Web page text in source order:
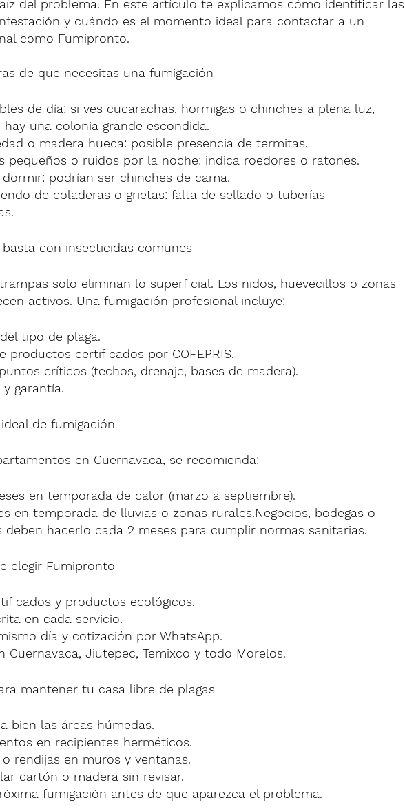
del problema. En este artículo te explicamos cómo identificar las
y cuándo es el momento ideal para contactar a un
como Fumipronto.
de que necesitas una fumigación
de día: si ves cucarachas, hormigas o chinches a plena luz,
hay una colonia grande escondida.
o madera hueca: posible presencia de termitas.
pequeños o ruidos por la noche: indica roedores o ratones.
podrían ser chinches de cama.
de coladeras o grietas: falta de sellado o tuberías
con insecticidas comunes
solo eliminan lo superficial. Los nidos, huevecillos o zonas
activos. Una fumigación profesional incluye:
tipo de plaga.
productos certificados por COFEPRIS.
críticos (techos, drenaje, bases de madera).
garantía.
de fumigación
en Cuernavaca, se recomienda:
en temporada de calor (marzo a septiembre).
en temporada de lluvias o zonas rurales.Negocios, bodegas o
deben hacerlo cada 2 meses para cumplir normas sanitarias.
elegir Fumipronto
y productos ecológicos.
en cada servicio.
día y cotización por WhatsApp.
Cuernavaca, Jiutepec, Temixco y todo Morelos.
mantener tu casa libre de plagas
bien las áreas húmedas.
en recipientes herméticos.
o rendijas en muros y ventanas.
cartón o madera sin revisar.
fumigación antes de que aparezca el problema.